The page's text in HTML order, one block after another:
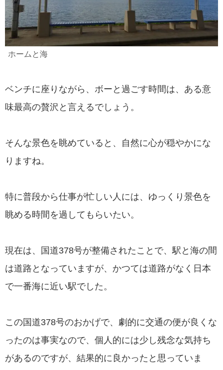
ホームと海
ベンチに座りながら、ボーと過ごす時間は、ある意
味最高の贅沢と言えるでしょう。
そんな景色を眺めていると、自然に心が穏やかにな
りますね。
特に普段から仕事が忙しい人には、ゆっくり景色を
眺める時間を過してもらいたい。
現在は、国道378号が整備されたことで、駅と海の間
は道路となっていますが、かつては道路がなく日本
で一番海に近い駅でした。
この国道378号のおかげで、劇的に交通の便が良くな
ったのは事実なので、個人的には少し残念な気持ち
があるのですが、結果的に良かったと思っていま